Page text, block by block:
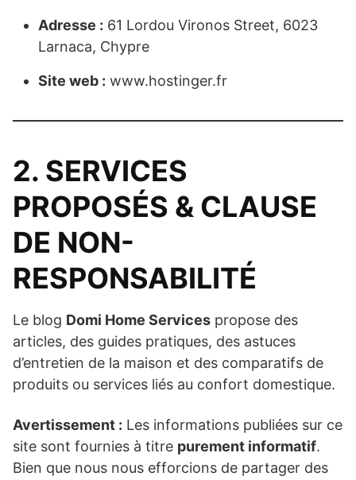
Adresse : 61 Lordou Vironos Street, 6023
Larnaca, Chypre
Site web : www.hostinger.fr
2. SERVICES
PROPOSÉS & CLAUSE
DE NON-
RESPONSABILITÉ
Le blog Domi Home Services propose des
articles, des guides pratiques, des astuces
d’entretien de la maison et des comparatifs de
produits ou services liés au confort domestique.
Avertissement : Les informations publiées sur ce
site sont fournies à titre purement informatif.
Bien que nous nous efforcions de partager des